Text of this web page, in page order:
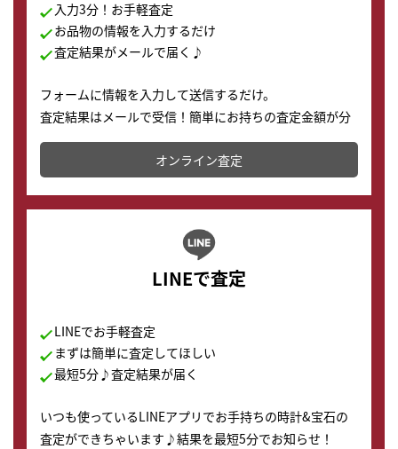
入力3分！お手軽査定
お品物の情報を入力するだけ
査定結果がメールで届く♪
フォームに情報を入力して送信するだけ。
査定結果はメールで受信！簡単にお持ちの査定金額が分
かります。
オンライン査定
LINEで査定
LINEでお手軽査定
まずは簡単に査定してほしい
最短5分♪査定結果が届く
いつも使っているLINEアプリでお手持ちの時計&宝石の
査定ができちゃいます♪結果を最短5分でお知らせ！